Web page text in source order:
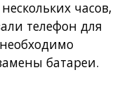
часов,
телефон для
батареи.